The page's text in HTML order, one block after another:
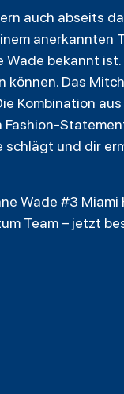
auch abseits
anerkannten
bekannt
Das
Kombination
und dir
Wade #3 Miami
Team – jetzt